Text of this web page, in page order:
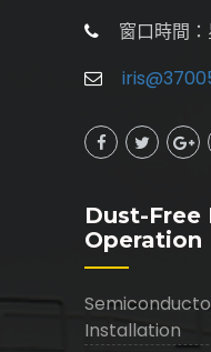
窗口時間
Dust-Free
Operation
Installation